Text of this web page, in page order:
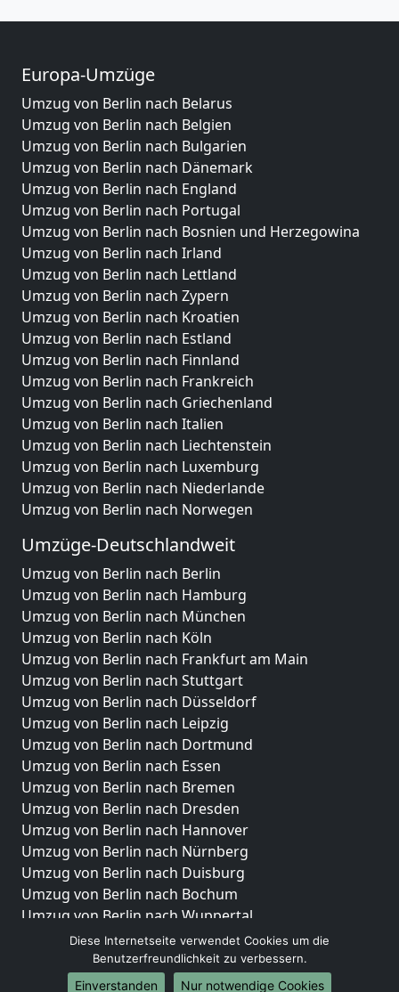
Europa-Umzüge
Umzug von Berlin nach Belarus
Umzug von Berlin nach Belgien
Umzug von Berlin nach Bulgarien
Umzug von Berlin nach Dänemark
Umzug von Berlin nach England
Umzug von Berlin nach Portugal
Umzug von Berlin nach Bosnien und Herzegowina
Umzug von Berlin nach Irland
Umzug von Berlin nach Lettland
Umzug von Berlin nach Zypern
Umzug von Berlin nach Kroatien
Umzug von Berlin nach Estland
Umzug von Berlin nach Finnland
Umzug von Berlin nach Frankreich
Umzug von Berlin nach Griechenland
Umzug von Berlin nach Italien
Umzug von Berlin nach Liechtenstein
Umzug von Berlin nach Luxemburg
Umzug von Berlin nach Niederlande
Umzug von Berlin nach Norwegen
Umzüge-Deutschlandweit
Umzug von Berlin nach Berlin
Umzug von Berlin nach Hamburg
Umzug von Berlin nach München
Umzug von Berlin nach Köln
Umzug von Berlin nach Frankfurt am Main
Umzug von Berlin nach Stuttgart
Umzug von Berlin nach Düsseldorf
Umzug von Berlin nach Leipzig
Umzug von Berlin nach Dortmund
Umzug von Berlin nach Essen
Umzug von Berlin nach Bremen
Umzug von Berlin nach Dresden
Umzug von Berlin nach Hannover
Umzug von Berlin nach Nürnberg
Umzug von Berlin nach Duisburg
Umzug von Berlin nach Bochum
Umzug von Berlin nach Wuppertal
Umzug von Berlin nach Bielefeld
Umzug von Berlin nach Bonn
Umzug von Berlin nach Münster
Diese Internetseite verwendet Cookies um die
Benutzerfreundlichkeit zu verbessern.
Einverstanden
Nur notwendige Cookies